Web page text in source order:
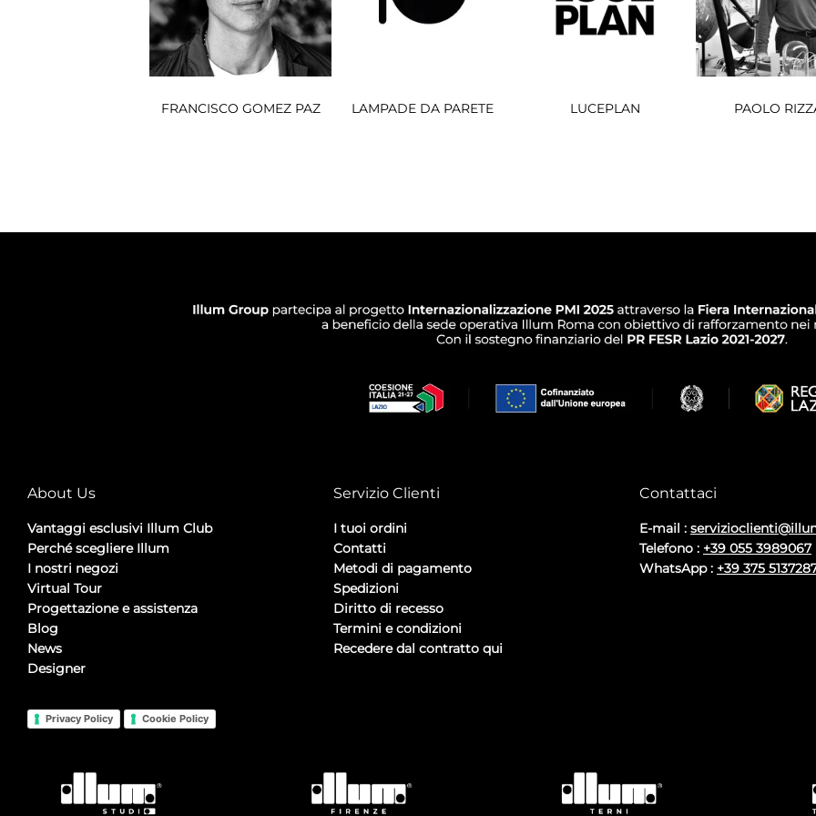
FRANCISCO GOMEZ PAZ LAMPADE DA PARETE LUCEPLAN PAOLO
About Us
Vantaggi esclusivi Illum Club
Perché scegliere Illum
I nostri negozi
Virtual Tour
Progettazione e assistenza
Blog
News
Designer
Privacy Policy Cookie Policy
Servizio Clienti
I tuoi ordini
Contatti
Metodi di pagamento
Spedizioni
Diritto di recesso
Termini e condizioni
Recedere dal contratto qui
Contattaci
E-mail :
Telefono : +39 055 3989067
WhatsApp : +39 375